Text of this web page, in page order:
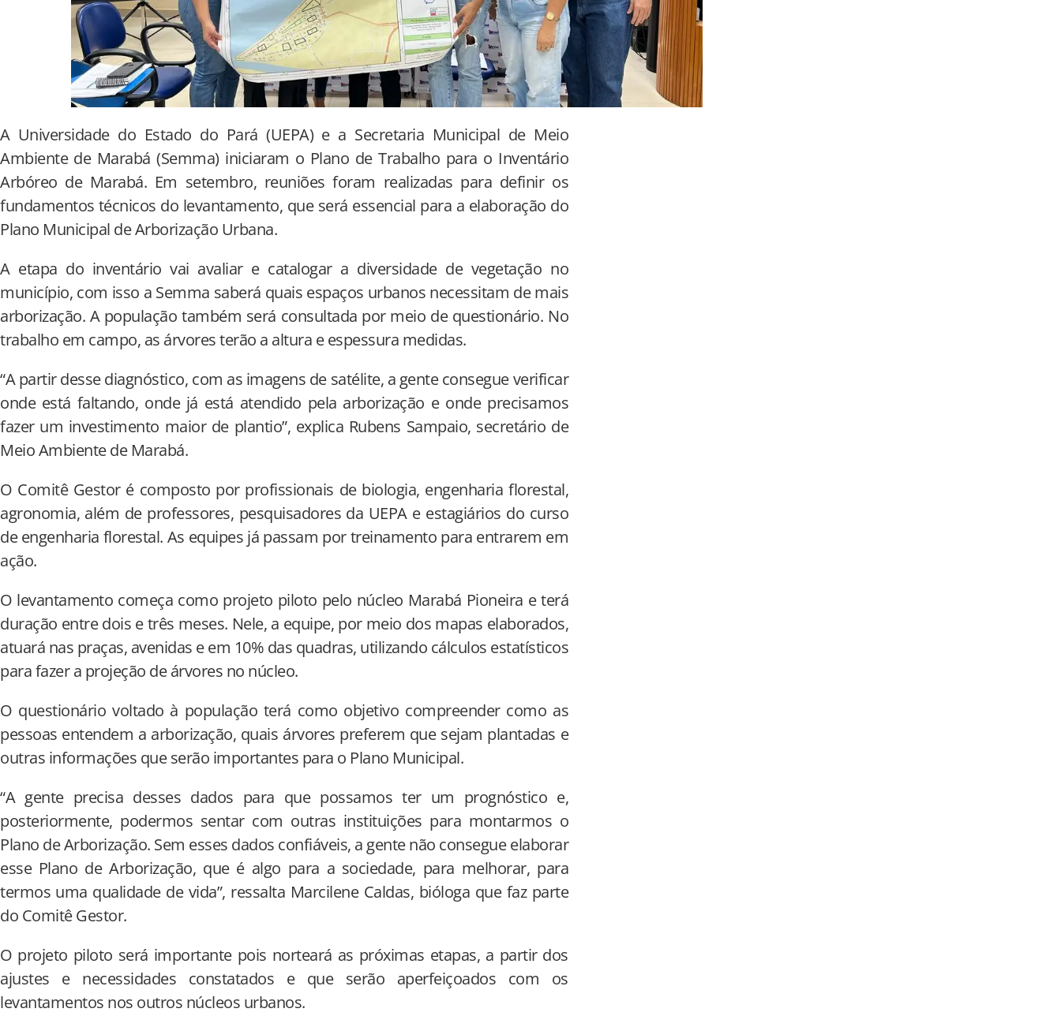
A Universidade do Estado do Pará (UEPA) e a Secretaria Municipal de Meio
Ambiente de Marabá (Semma) iniciaram o Plano de Trabalho para o Inventário
Arbóreo de Marabá. Em setembro, reuniões foram realizadas para definir os
fundamentos técnicos do levantamento, que será essencial para a elaboração do
Plano Municipal de Arborização Urbana.
A etapa do inventário vai avaliar e catalogar a diversidade de vegetação no
município, com isso a Semma saberá quais espaços urbanos necessitam de mais
arborização. A população também será consultada por meio de questionário. No
trabalho em campo, as árvores terão a altura e espessura medidas.
“A partir desse diagnóstico, com as imagens de satélite, a gente consegue verificar
onde está faltando, onde já está atendido pela arborização e onde precisamos
fazer um investimento maior de plantio”, explica Rubens Sampaio, secretário de
Meio Ambiente de Marabá.
O Comitê Gestor é composto por profissionais de biologia, engenharia florestal,
agronomia, além de professores, pesquisadores da UEPA e estagiários do curso
de engenharia florestal. As equipes já passam por treinamento para entrarem em
ação.
O levantamento começa como projeto piloto pelo núcleo Marabá Pioneira e terá
duração entre dois e três meses. Nele, a equipe, por meio dos mapas elaborados,
atuará nas praças, avenidas e em 10% das quadras, utilizando cálculos estatísticos
para fazer a projeção de árvores no núcleo.
O questionário voltado à população terá como objetivo compreender como as
pessoas entendem a arborização, quais árvores preferem que sejam plantadas e
outras informações que serão importantes para o Plano Municipal.
“A gente precisa desses dados para que possamos ter um prognóstico e,
posteriormente, podermos sentar com outras instituições para montarmos o
Plano de Arborização. Sem esses dados confiáveis, a gente não consegue elaborar
esse Plano de Arborização, que é algo para a sociedade, para melhorar, para
termos uma qualidade de vida”, ressalta Marcilene Caldas, bióloga que faz parte
do Comitê Gestor.
O projeto piloto será importante pois norteará as próximas etapas, a partir dos
ajustes e necessidades constatados e que serão aperfeiçoados com os
levantamentos nos outros núcleos urbanos.